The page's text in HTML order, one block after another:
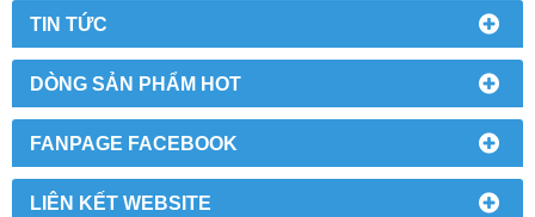
TIN TỨC
DÒNG SẢN PHẨM HOT
FANPAGE FACEBOOK
LIÊN KẾT WEBSITE